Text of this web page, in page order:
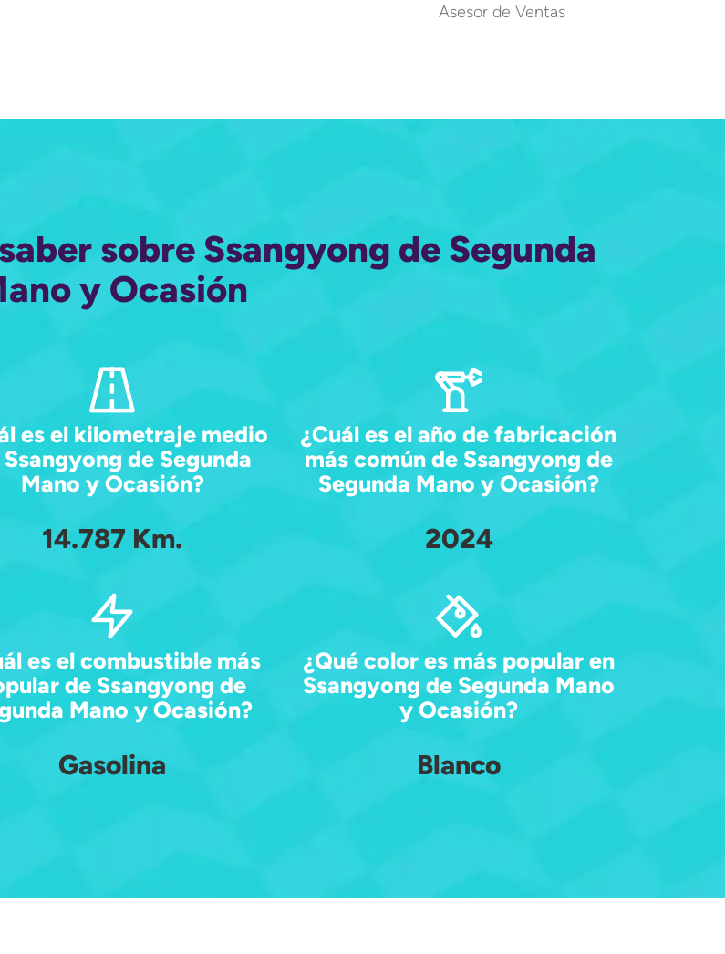
Asesor de Ventas
sobre Ssangyong de Segunda
y Ocasión
es el kilometraje medio
de Segunda
Mano y Ocasión?
14.787 Km.
¿Cuál es el año de fabricación
más común de Ssangyong de
Segunda Mano y Ocasión?
2024
es el combustible más
de Ssangyong de
Mano y Ocasión?
Gasolina
¿Qué color es más popular en
Ssangyong de Segunda Mano
y Ocasión?
Blanco